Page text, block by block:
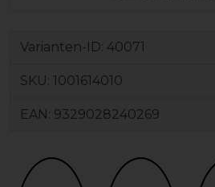
Varianten-ID: 40071
SKU: 1001614010
EAN: 9329028240269